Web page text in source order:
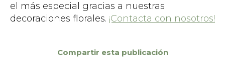
el más especial gracias a nuestras
decoraciones florales. ¡Contacta con nosotros!
Compartir esta publicación